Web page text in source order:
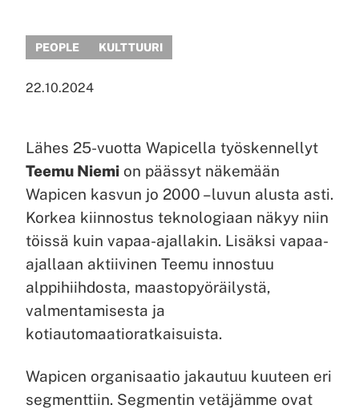
PEOPLE KULTTUURI
22.10.2024
Lähes 25-vuotta Wapicella työskennellyt
Teemu Niemi on päässyt näkemään
Wapicen kasvun jo 2000 –luvun alusta asti.
Korkea kiinnostus teknologiaan näkyy niin
töissä kuin vapaa-ajallakin. Lisäksi vapaa-
ajallaan aktiivinen Teemu innostuu
alppihiihdosta, maastopyöräilystä,
valmentamisesta ja
kotiautomaatioratkaisuista.
Wapicen organisaatio jakautuu kuuteen eri
segmenttiin. Segmentin vetäjämme ovat